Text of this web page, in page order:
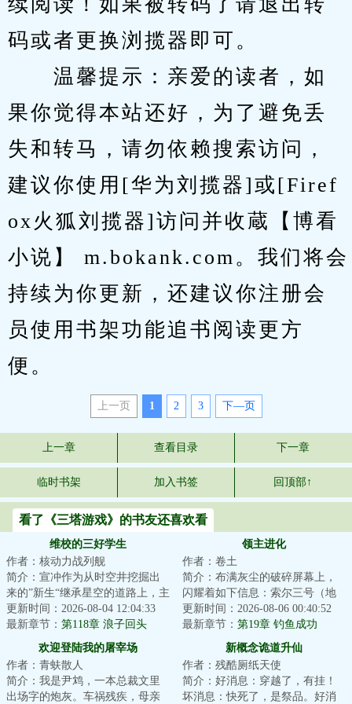
码或者更换浏揽器即可。
温馨提示：亲爱的读者，如
果你觉得本站还好，为了避免丢
失和转马，请勿依赖搜索访问，
建议你使用[华为刘揽器]或[Firef
ox火狐刘揽器]访问并收蔵【博看
小说】 m.bokank.com。我们将会
持续为你更新，还建议你注册会
员使用书架功能追书阅读更方
便。
上一页 1 2 3 下—页
上一章 查看目录 下一章
临时书架 加入书签 回顶部↑
看了《三塔游戏》的书友还喜欢看
维校的三好学生
作者：核动力战列舰
简介：宣冲作为从时空井挖掘出
来的”新生“继承星空的道路上，主
打一个自信。功课能做得好，炮
火顶得住，...
更新时间：2026-08-04 12:04:33
最新章节： 第118章 浪子回头
领主进化
作者：卷土
简介：布满灰尘的破碎屏幕上，
闪耀着如下信息：索尔三号（地
球）垦殖域曾种植名单如下：三
叶虫：节肢动物...
更新时间：2026-08-06 00:40:52
最新章节： 第19章 钓鱼成功
欢迎登陆我的屠宰场
作者：青蚨散人
简介：我是尹鸩，一本总裁文里
出场字的炮灰。车祸残疾，母亲
新概念诡道升仙
作者：残酷厕纸天使
简介：好消息：穿越了，有挂！
坏消息：快死了，是祭品。好消